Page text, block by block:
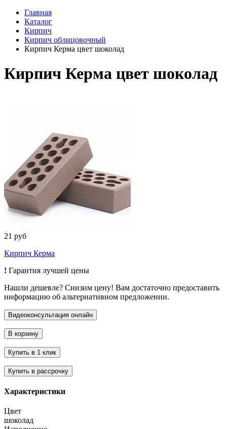
Главная
Каталог
Кирпич
Кирпич облицовочный
Кирпич Керма цвет шоколад
Кирпич Керма цвет шоколад
21 руб
Кирпич Керма
! Гарантия лучшей цены
Нашли дешевле? Снизим цену! Вам достаточно предоставить
информацию об альтернативном предложении.
Характеристики
Цвет
шоколад